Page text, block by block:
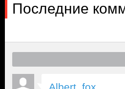
Последние